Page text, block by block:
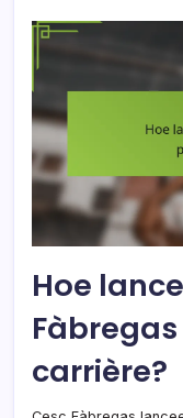
Hoe
carrière?